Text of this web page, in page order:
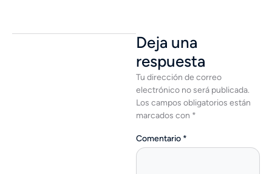
Deja una
respuesta
Tu dirección de correo
electrónico no será publicada.
Los campos obligatorios están
marcados con *
Comentario *